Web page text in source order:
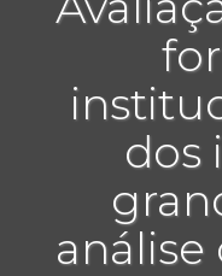
dos
análise